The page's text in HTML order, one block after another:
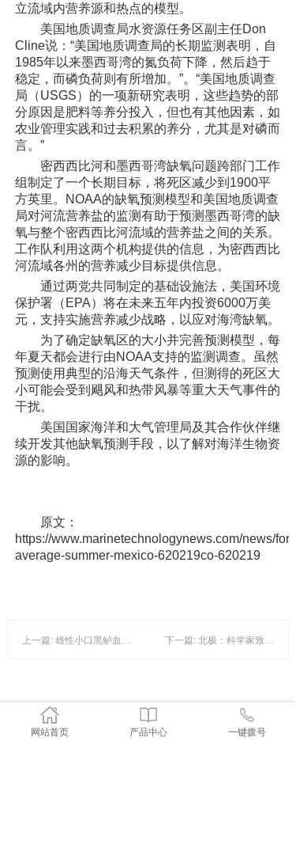
立流域内营养源和热点的模型。
美国地质调查局水资源任务区副主任Don
Cline说：“美国地质调查局的长期监测表明，自
1985年以来墨西哥湾的氮负荷下降，然后趋于
稳定，而磷负荷则有所增加。”。“美国地质调查
局（USGS）的一项新研究表明，这些趋势的部
分原因是肥料等养分投入，但也有其他因素，如
农业管理实践和过去积累的养分，尤其是对磷而
言。”
密西西比河和墨西哥湾缺氧问题跨部门工作
组制定了一个长期目标，将死区减少到1900平
方英里。NOAA的缺氧预测模型和美国地质调查
局对河流营养盐的监测有助于预测墨西哥湾的缺
氧与整个密西西比河流域的营养盐之间的关系。
工作队利用这两个机构提供的信息，为密西西比
河流域各州的营养减少目标提供信息。
通过两党共同制定的基础设施法，美国环境
保护署（EPA）将在未来五年内投资6000万美
元，支持实施营养减少战略，以应对海湾缺氧。
为了确定缺氧区的大小并完善预测模型，每
年夏天都会进行由NOAA支持的监测调查。虽然
预测使用典型的沿海天气条件，但测得的死区大
小可能会受到飓风和热带风暴等重大天气事件的
干扰。
美国国家海洋和大气管理局及其合作伙伴继
续开发其他缺氧预测手段，以了解对海洋生物资
源的影响。
原文：
https://www.marinetechnologynews.com/news/
average-summer-mexico-620219co-620219
上一篇: 雄性小口黑鲈血流受损对心脏功能无影响 下一篇: 北极：科学家致力于提高海冰预测的准确性
网站首页 产品中心 一键拨号